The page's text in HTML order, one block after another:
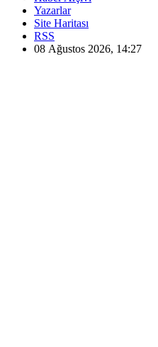
Yazarlar
Site Haritası
RSS
08 Ağustos 2026, 14:27